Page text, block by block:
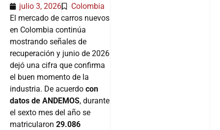
julio 3, 2026
Colombia
El mercado de carros nuevos
en Colombia continúa
mostrando señales de
recuperación y junio de 2026
dejó una cifra que confirma
el buen momento de la
industria. De acuerdo con
datos de ANDEMOS, durante
el sexto mes del año se
matricularon 29.086